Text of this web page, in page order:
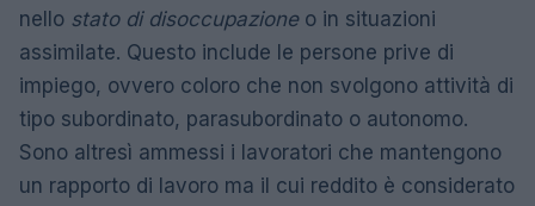
nello stato di disoccupazioneo in situazioni
assimilate. Questo include le persone prive di
impiego, ovvero coloro che non svolgono attività di
tipo subordinato, parasubordinato o autonomo.
Sono altresì ammessi i lavoratori che mantengono
un rapporto di lavoro ma il cui reddito è considerato